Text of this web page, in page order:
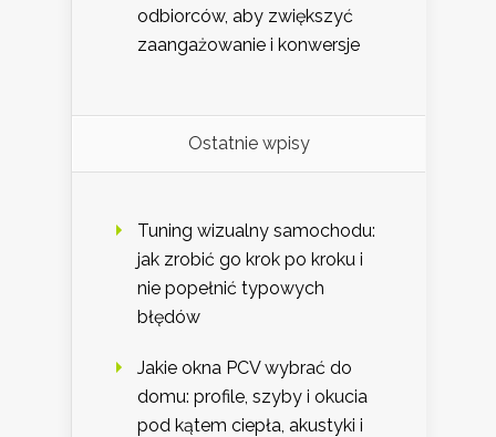
odbiorców, aby zwiększyć
zaangażowanie i konwersje
Ostatnie wpisy
Tuning wizualny samochodu:
jak zrobić go krok po kroku i
nie popełnić typowych
błędów
Jakie okna PCV wybrać do
domu: profile, szyby i okucia
pod kątem ciepła, akustyki i